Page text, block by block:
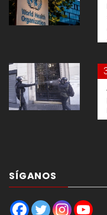
SÍGANOS